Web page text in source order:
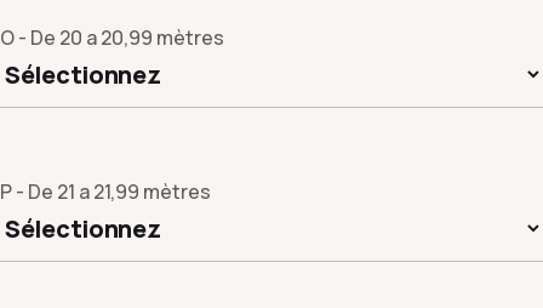
O - De 20 a 20,99 mètres
P - De 21 a 21,99 mètres